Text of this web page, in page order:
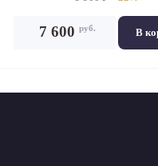
В
7 600 руб.